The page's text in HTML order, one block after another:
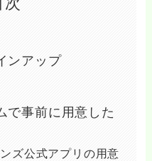
次
ンアップ
で事前に用意した
ズ公式アプリの用意